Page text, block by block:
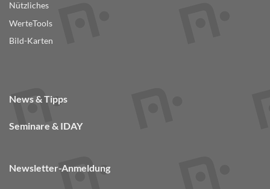
Nützliches
WerteTools
Bild-Karten
News & Tipps
Seminare & IDAY
Newsletter-Anmeldung